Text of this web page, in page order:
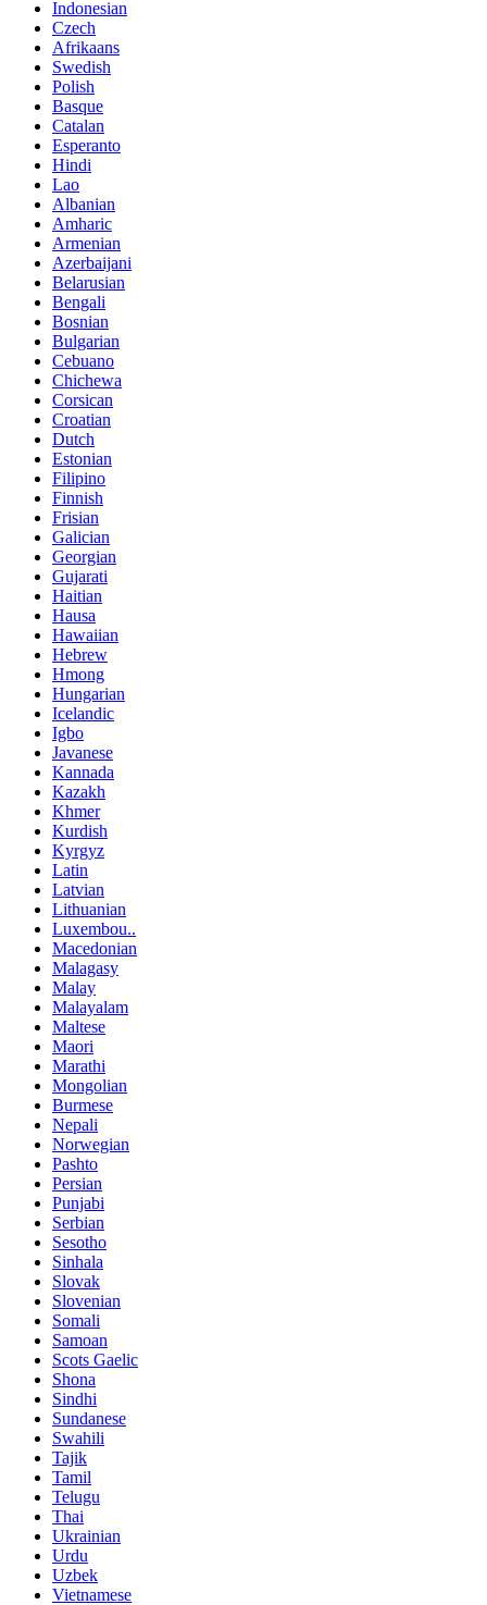
Indonesian
Czech
Afrikaans
Swedish
Polish
Basque
Catalan
Esperanto
Hindi
Lao
Albanian
Amharic
Armenian
Azerbaijani
Belarusian
Bengali
Bosnian
Bulgarian
Cebuano
Chichewa
Corsican
Croatian
Dutch
Estonian
Filipino
Finnish
Frisian
Galician
Georgian
Gujarati
Haitian
Hausa
Hawaiian
Hebrew
Hmong
Hungarian
Icelandic
Igbo
Javanese
Kannada
Kazakh
Khmer
Kurdish
Kyrgyz
Latin
Latvian
Lithuanian
Luxembou..
Macedonian
Malagasy
Malay
Malayalam
Maltese
Maori
Marathi
Mongolian
Burmese
Nepali
Norwegian
Pashto
Persian
Punjabi
Serbian
Sesotho
Sinhala
Slovak
Slovenian
Somali
Samoan
Scots Gaelic
Shona
Sindhi
Sundanese
Swahili
Tajik
Tamil
Telugu
Thai
Ukrainian
Urdu
Uzbek
Vietnamese